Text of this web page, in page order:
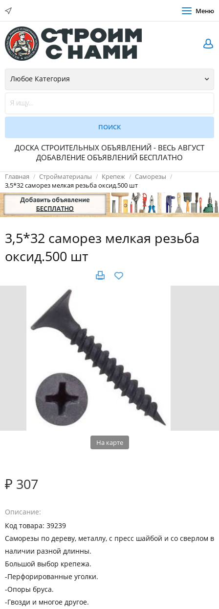
Меню
ДОСКА СТРОИТЕЛЬНЫХ ОБЪЯВЛЕНИЙ - ВЕСЬ АВГУСТ
ДОБАВЛЕНИЕ ОБЪЯВЛЕНИЙ БЕСПЛАТНО
Главная Стройматериалы Крепеж
Саморезы
3,5*32 саморез мелкая резьба оксид.500 шт
3,5*32 саморез мелкая резьба
оксид.500 шт
На карте
₽ 307
Описание
Код товара: 39239
Саморезы по дереву, металлу, с пресс шайбой и со сверлом в
наличии разной длинны.
Большой выбор крепежа.
-Перфорированные уголки.
-Опоры бруса.
-Гвозди и многое другое.